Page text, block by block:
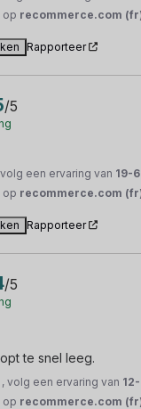
op recommerce.com
Rapporteer
/5
volg een ervaring van 19-
op recommerce.com
Rapporteer
/5
te snel leeg.
, volg een ervaring van
op recommerce.com